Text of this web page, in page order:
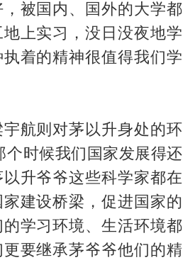
被国内、国外的大学都
上实习，没日没夜地学
着的精神很值得我们学
航则对茅以升身处的环
个时候我们国家发展得还
升爷爷这些科学家都在
建设桥梁，促进国家的
学习环境、生活环境都
要继承茅爷爷他们的精